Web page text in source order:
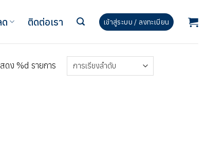
ด ติดต่อเรา เข้าสู่ระบบ / ลงทะเบียน
ดง %d รายการ